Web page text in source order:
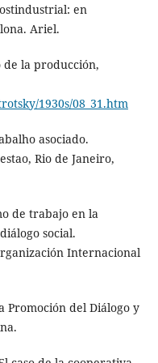
en
Ariel.
la producción,
1930s/08_31.htm
asociado.
Rio de Janeiro,
de trabajo en la
social.
Internacional
Promoción del Diálogo y